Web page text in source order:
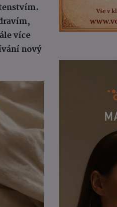
více
nový